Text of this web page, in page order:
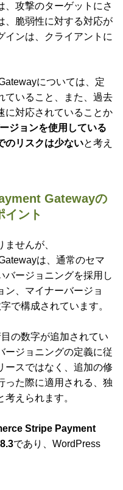
、攻撃のターゲットにさ
、脆弱性に対する対応が
インは、クライアントに
については、定
ていること、また、過去
に対応されていることか
ジョンを使用している
のリスクは少ないと考え
Gatewayの
イント
せんが、
は、通常のセマ
バージョニングを採用し
ン、マイナーバージョ
で構成されています。
の数字が追加されてい
ージョニングの定義に従
ースではなく、追加の修
った際に適用される、独
えられます。
Stripe Payment
であり、WordPress